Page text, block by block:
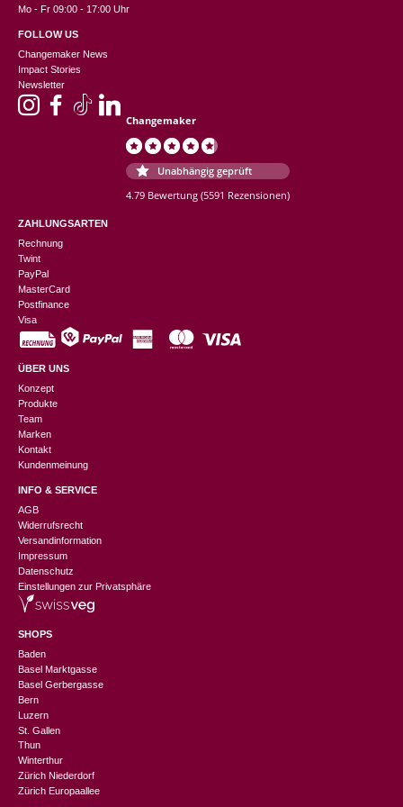
Mo - Fr 09:00 - 17:00 Uhr
FOLLOW US
Changemaker News
Impact Stories
Newsletter
Changemaker
Unabhängig geprüft
4.79 Bewertung (5591 Rezensionen)
ZAHLUNGSARTEN
Rechnung
Twint
PayPal
MasterCard
Postfinance
Visa
ÜBER UNS
Konzept
Produkte
Team
Marken
Kontakt
Kundenmeinung
INFO & SERVICE
AGB
Widerrufsrecht
Versandinformation
Impressum
Datenschutz
Einstellungen zur Privatsphäre
SHOPS
Baden
Basel Marktgasse
Basel Gerbergasse
Bern
Luzern
St. Gallen
Thun
Winterthur
Zürich Niederdorf
Zürich Europaallee